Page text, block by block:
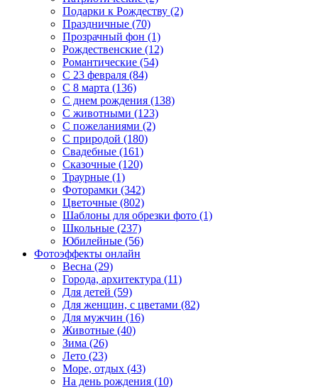
Подарки к Рождеству (2)
Праздничные (70)
Прозрачный фон (1)
Рождественские (12)
Романтические (54)
С 23 февраля (84)
С 8 марта (136)
С днем рождения (138)
С животными (123)
С пожеланиями (2)
С природой (180)
Свадебные (161)
Сказочные (120)
Траурные (1)
Фоторамки (342)
Цветочные (802)
Шаблоны для обрезки фото (1)
Школьные (237)
Юбилейные (56)
Фотоэффекты онлайн
Весна (29)
Города, архитектура (11)
Для детей (59)
Для женщин, с цветами (82)
Для мужчин (16)
Животные (40)
Зима (26)
Лето (23)
Море, отдых (43)
На день рождения (10)